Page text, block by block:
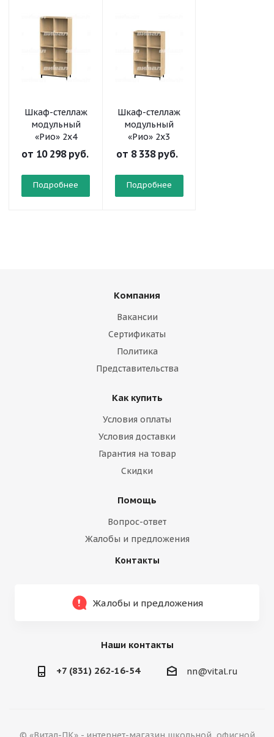
Шкаф-стеллаж
модульный
«Рио» 2х4
от 10 298 руб.
Подробнее
Шкаф-стеллаж
модульный
«Рио» 2х3
от 8 338 руб.
Подробнее
Компания
Вакансии
Сертификаты
Политика
Представительства
Как купить
Условия оплаты
Условия доставки
Гарантия на товар
Скидки
Помощь
Вопрос-ответ
Жалобы и предложения
Контакты
Жалобы и предложения
Наши контакты
+7 (831) 262-16-54 nn@vital.ru